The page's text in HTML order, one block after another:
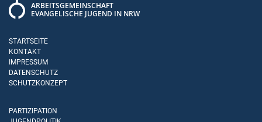
ARBEITSGEMEINSCHAFT
EVANGELISCHE JUGEND IN NRW
STARTSEITE
KONTAKT
IMPRESSUM
DATENSCHUTZ
SCHUTZKONZEPT
PARTIZIPATION